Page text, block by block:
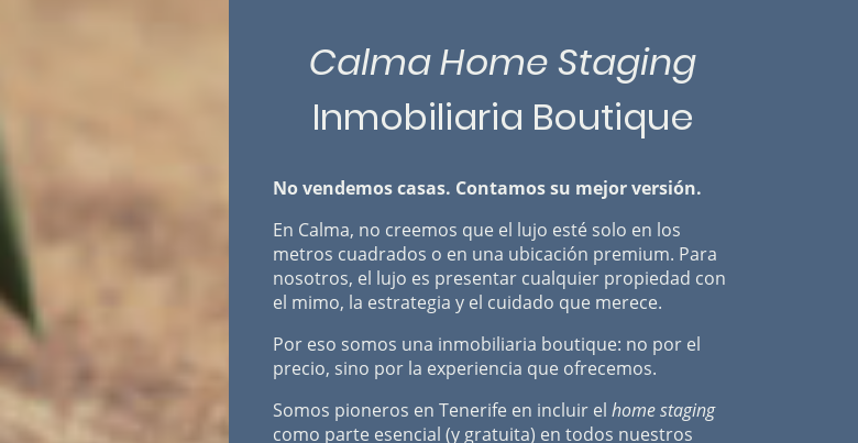
Calma Home Staging
Inmobiliaria Boutique
No vendemos casas. Contamos su mejor versión.
En Calma, no creemos que el lujo esté solo en los
metros cuadrados o en una ubicación premium. Para
nosotros, el lujo es presentar cualquier propiedad con
el mimo, la estrategia y el cuidado que merece.
Por eso somos una inmobiliaria boutique: no por el
precio, sino por la experiencia que ofrecemos.
Somos pioneros en Tenerife en incluir el home staging
como parte esencial (y gratuita) en todos nuestros